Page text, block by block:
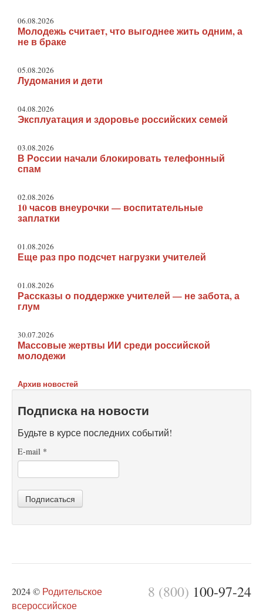
06.08.2026
Молодежь считает, что выгоднее жить одним, а
не в браке
05.08.2026
Лудомания и дети
04.08.2026
Эксплуатация и здоровье российских семей
03.08.2026
В России начали блокировать телефонный
спам
02.08.2026
10 часов внеурочки — воспитательные
заплатки
01.08.2026
Еще раз про подсчет нагрузки учителей
01.08.2026
Рассказы о поддержке учителей — не забота, а
глум
30.07.2026
Массовые жертвы ИИ среди российской
молодежи
Архив новостей
Подписка на новости
Будьте в курсе последних событий!
E-mail *
Подписаться
8 (800) 100-97-24
2024 © Родительское
всероссийское